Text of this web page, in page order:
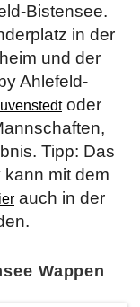
Bistensee.
in der
und der
Ahlefeld-
oder
Tipp: Das
mit dem
auch in der
Wappen